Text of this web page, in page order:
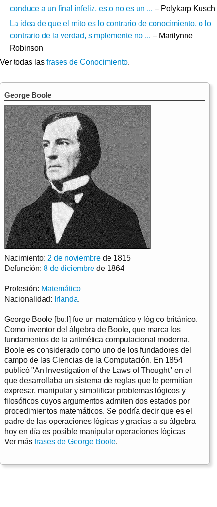
conduce a un final infeliz, esto no es un ... – Polykarp Kusch
La idea de que el mito es lo contrario de conocimiento, o lo
contrario de la verdad, simplemente no ... – Marilynne
Robinson
Ver todas las frases de Conocimiento.
George Boole
Nacimiento: 2 de noviembre de 1815
Defunción: 8 de diciembre de 1864
Profesión: Matemático
Nacionalidad: Irlanda.
George Boole [buːl] fue un matemático y lógico británico.
Como inventor del álgebra de Boole, que marca los
fundamentos de la aritmética computacional moderna,
Boole es considerado como uno de los fundadores del
campo de las Ciencias de la Computación. En 1854
publicó "An Investigation of the Laws of Thought" en el
que desarrollaba un sistema de reglas que le permitían
expresar, manipular y simplificar problemas lógicos y
filosóficos cuyos argumentos admiten dos estados por
procedimientos matemáticos. Se podría decir que es el
padre de las operaciones lógicas y gracias a su álgebra
hoy en día es posible manipular operaciones lógicas.
Ver más frases de George Boole.